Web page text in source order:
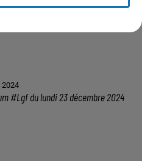
2024
#Lgf du lundi 23 décembre 2024